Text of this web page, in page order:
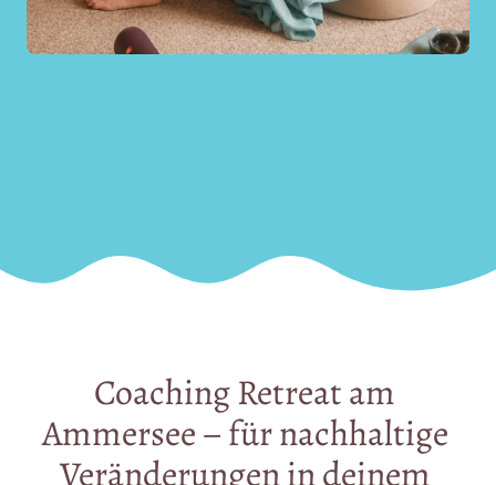
Coaching Retreat
Ammersee – für
Veränderungen in